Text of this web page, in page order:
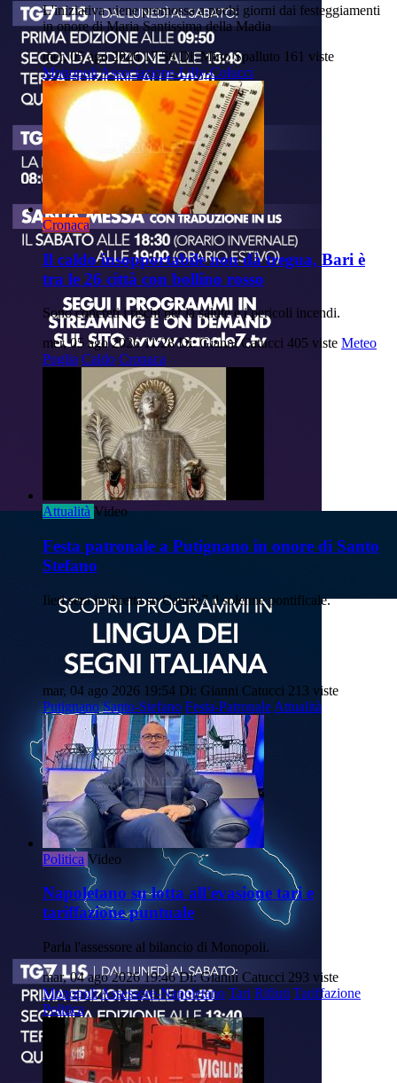
L'iniziativa viene promossa a pochi giorni dai festeggiamenti
in onore di Maria Santissima della Madia
mer, 05 ago 2026 17:58 Di: Mino Spalluto 161 viste
MonopoliAssociazione-Lilly-Colucci
Cronaca
Il caldo insopportabile non dà tregua, Bari è
tra le 26 città con bollino rosso
Sono concreti i rischi per la salute e i pericoli incendi.
mer, 05 ago 2026 11:28 Di: Gianni Catucci 405 viste Meteo
Puglia Caldo Cronaca
Attualità Video
Festa patronale a Putignano in onore di Santo
Stefano
Iieri sera in diretta su Canale7 il solenne pontificale.
mar, 04 ago 2026 19:54 Di: Gianni Catucci 213 viste
Putignano Santo-Stefano Festa-Patronale Attualità
Politica Video
Napoletano su lotta all'evasione tari e
tariffazione puntuale
Parla l'assessore al bilancio di Monopoli.
mar, 04 ago 2026 19:46 Di: Gianni Catucci 293 viste
MonopoliAssessore-Napoletano Tari Rifiuti Tariffazione
Politica